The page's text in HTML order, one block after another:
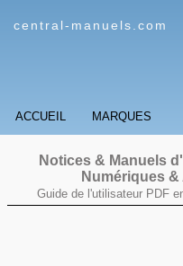
central-manuels.com
ACCUEIL MARQUES
Notices & Manuels
Numériques &
Guide de l'utilisateur PDF